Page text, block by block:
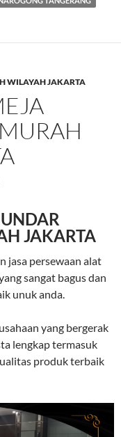
WILAYAH JAKARTA
JAKARTA
jasa persewaan alat
sangat bagus dan
unuk anda.
yang bergerak
lengkap termasuk
produk terbaik